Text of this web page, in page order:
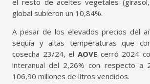
global subieron un 10,84%.
A pesar de los elevados precios del
sequía y altas temperaturas que
cosecha 23/24, el AOVE cerró 2024
interanual del 2,26% con respecto a
106,90 millones de litros vendidos.